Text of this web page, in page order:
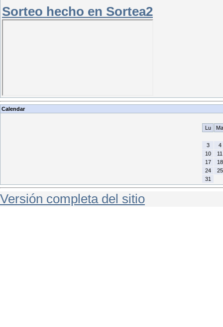
Sorteo hecho en Sortea2
Calendar
Lu Ma
3
4
10
11
17
18
24
25
31
Versión completa del sitio